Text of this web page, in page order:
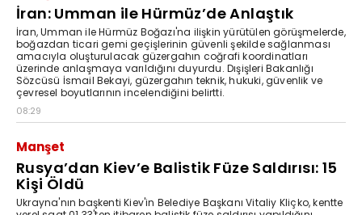
İran: Umman ile Hürmüz’de Anlaştık
İran, Umman ile Hürmüz Boğazı'na ilişkin yürütülen görüşmelerde,
boğazdan ticari gemi geçişlerinin güvenli şekilde sağlanması
amacıyla oluşturulacak güzergahın coğrafi koordinatları
üzerinde anlaşmaya varıldığını duyurdu. Dışişleri Bakanlığı
Sözcüsü İsmail Bekayi, güzergahın teknik, hukuki, güvenlik ve
çevresel boyutlarının incelendiğini belirtti.
08:29
Manşet
Rusya’dan Kiev’e Balistik Füze Saldırısı: 15
Kişi Öldü
Ukrayna'nın başkenti Kiev'in Belediye Başkanı Vitaliy Kliçko, kentte